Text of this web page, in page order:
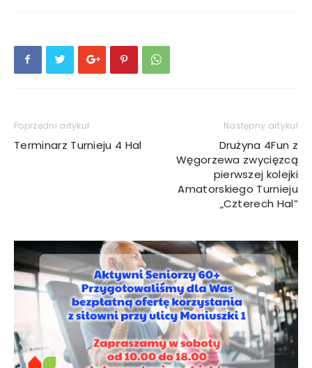
Poprzedni artykuł
Terminarz Turnieju 4 Hal
Następny artykuł
Drużyna 4Fun z
Węgorzewa zwycięzcą
pierwszej kolejki
Amatorskiego Turnieju
„Czterech Hal”